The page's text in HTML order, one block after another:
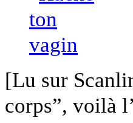
[Lu sur
corps”, voilà